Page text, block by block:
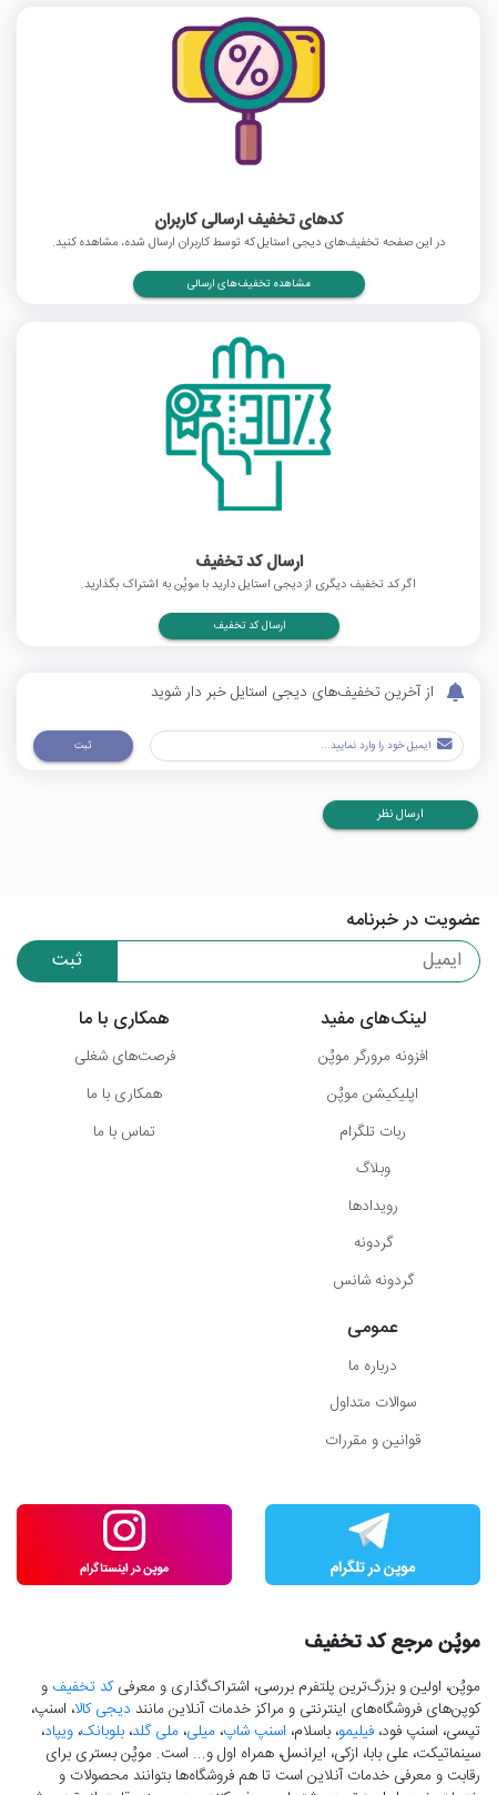
کدهای تخفیف ارسالی کاربران
در این صفحه تخفیف‌های دیجی استایل که توسط کاربران ارسال شده، مشاهده کنید.
مشاهده تخفیف‌های ارسالی
ارسال کد تخفیف
اگر کد تخفیف دیگری از دیجی استایل دارید با موپُن به اشتراک بگذارید.
ارسال کد تخفیف
از آخرین تخفیف‌های دیجی استایل خبر دار شوید
ثبت
ارسال نظر
عضویت در خبرنامه
ثبت
لینک‌های مفید
افزونه مرورگر موپُن
اپلیکیشن موپُن
ربات تلگرام
وبلاگ
رویدادها
گردونه
گردونه شانس
همکاری با ما
فرصت‌های شغلی
همکاری با ما
تماس با ما
عمومی
درباره ما
سوالات متداول
قوانین و مقررات
موپُن مرجع کد تخفیف
موپُن، اولین و بزرگ‌ترین پلتفرم بررسی، اشتراک‌گذاری و معرفیکد تخفیف و
کوپن‌های فروشگاه‌های اینترنتی و مراکز خدمات آنلاین مانند دیجی کالا، اسنپ،
تپسی، اسنپ فود، فیلیمو، باسلام، اسنپ شاپ، میلی، ملی گلد، بلوبانک، ویپاد،
سینماتیکت، علی بابا، ازکی، ایرانسل، همراه اول و... است. موپُن بستری برای
رقابت و معرفی خدمات آنلاین است تا هم فروشگاه‌ها بتوانند محصولات و